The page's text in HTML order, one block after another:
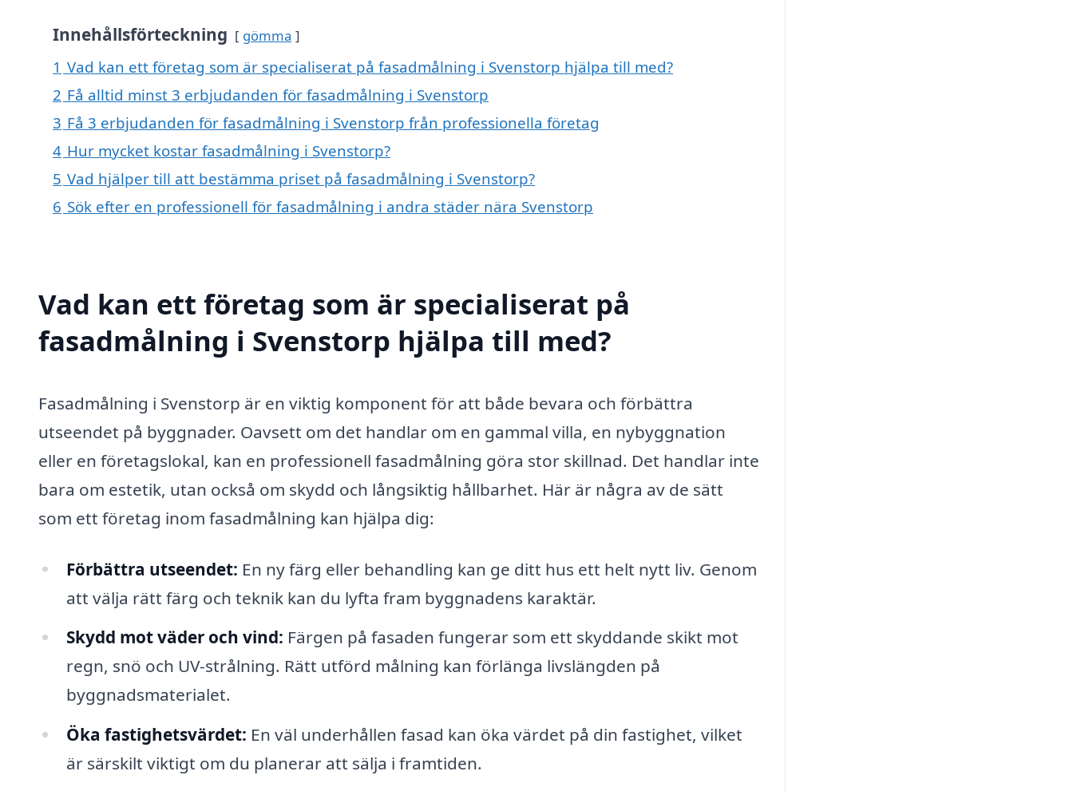
Innehållsförteckning gömma
1 Vad kan ett företag som är specialiserat på fasadmålning i Svenstorp hjälpa till med?
2 Få alltid minst 3 erbjudanden för fasadmålning i Svenstorp
3 Få 3 erbjudanden för fasadmålning i Svenstorp från professionella företag
4 Hur mycket kostar fasadmålning i Svenstorp?
5 Vad hjälper till att bestämma priset på fasadmålning i Svenstorp?
6 Sök efter en professionell för fasadmålning i andra städer nära Svenstorp
Vad kan ett företag som är specialiserat på
fasadmålning i Svenstorp hjälpa till med?
Fasadmålning i Svenstorp är en viktig komponent för att både bevara och förbättra
utseendet på byggnader. Oavsett om det handlar om en gammal villa, en nybyggnation
eller en företagslokal, kan en professionell fasadmålning göra stor skillnad. Det handlar inte
bara om estetik, utan också om skydd och långsiktig hållbarhet. Här är några av de sätt
som ett företag inom fasadmålning kan hjälpa dig:
Förbättra utseendet: En ny färg eller behandling kan ge ditt hus ett helt nytt liv. Genom
att välja rätt färg och teknik kan du lyfta fram byggnadens karaktär.
Skydd mot väder och vind: Färgen på fasaden fungerar som ett skyddande skikt mot
regn, snö och UV-strålning. Rätt utförd målning kan förlänga livslängden på
byggnadsmaterialet.
Öka fastighetsvärdet: En väl underhållen fasad kan öka värdet på din fastighet, vilket
är särskilt viktigt om du planerar att sälja i framtiden.